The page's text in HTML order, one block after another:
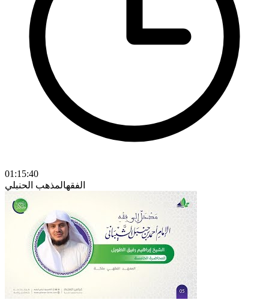
01:15:40
الفقهالمذهب الحنبلي